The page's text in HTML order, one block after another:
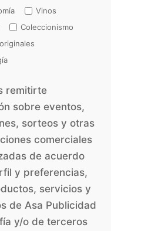
Vinos
Coleccionismo
remitirte
sobre eventos,
sorteos y otras
comerciales
de acuerdo
y preferencias,
servicios y
de Asa Publicidad
y/o de terceros